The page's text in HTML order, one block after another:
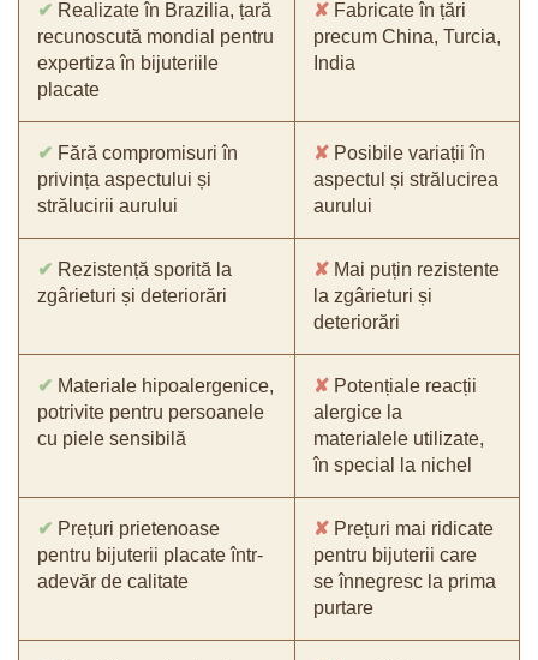
✔ Realizate în Brazilia, țară
recunoscută mondial pentru
expertiza în bijuteriile
placate
✘ Fabricate în țări
precum China, Turcia,
India
✔ Fără compromisuri în
privința aspectului și
strălucirii aurului
✘ Posibile variații în
aspectul și strălucirea
aurului
✔ Rezistență sporită la
zgârieturi și deteriorări
✘ Mai puțin rezistente
la zgârieturi și
deteriorări
✔ Materiale hipoalergenice,
potrivite pentru persoanele
cu piele sensibilă
✘ Potențiale reacții
alergice la
materialele utilizate,
în special la nichel
✔ Prețuri prietenoase
pentru bijuterii placate într-
adevăr de calitate
✘ Prețuri mai ridicate
pentru bijuterii care
se înnegresc la prima
purtare